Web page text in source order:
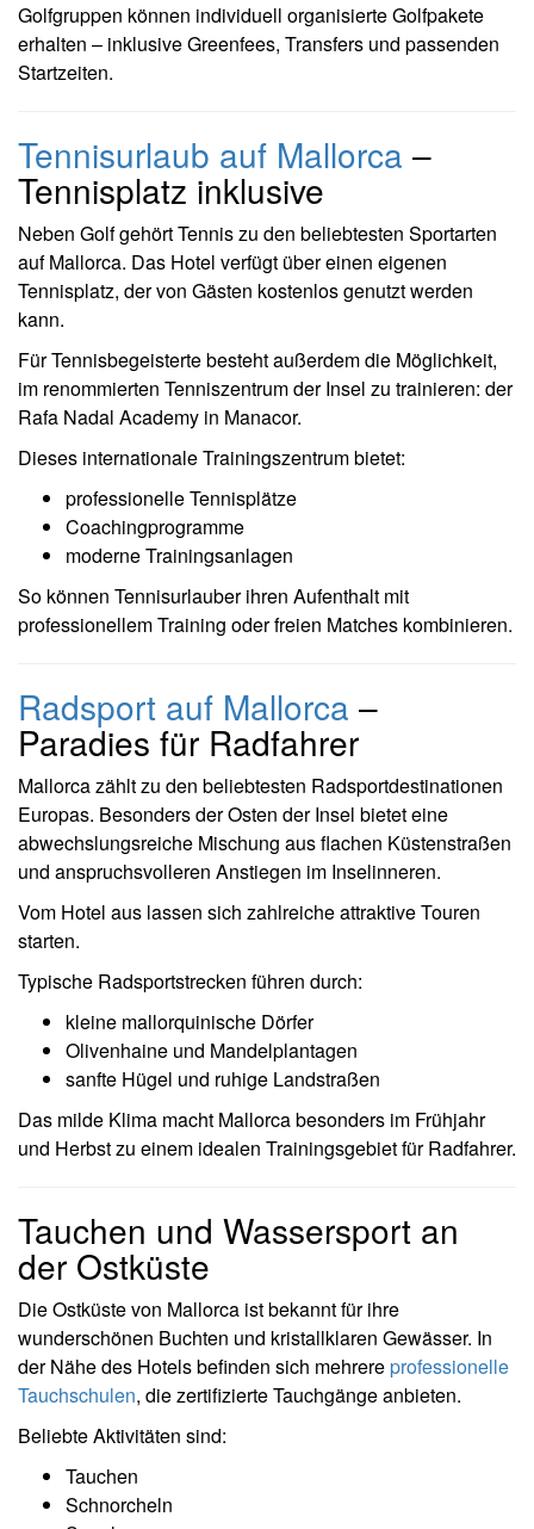
Golfgruppen können individuell organisierte Golfpakete
erhalten – inklusive Greenfees, Transfers und passenden
Startzeiten.
Tennisurlaub auf Mallorca –
Tennisplatz inklusive
Neben Golf gehört Tennis zu den beliebtesten Sportarten
auf Mallorca. Das Hotel verfügt über einen eigenen
Tennisplatz, der von Gästen kostenlos genutzt werden
kann.
Für Tennisbegeisterte besteht außerdem die Möglichkeit,
im renommierten Tenniszentrum der Insel zu trainieren: der
Rafa Nadal Academy in Manacor.
Dieses internationale Trainingszentrum bietet:
professionelle Tennisplätze
Coachingprogramme
moderne Trainingsanlagen
So können Tennisurlauber ihren Aufenthalt mit
professionellem Training oder freien Matches kombinieren.
Radsport auf Mallorca –
Paradies für Radfahrer
Mallorca zählt zu den beliebtesten Radsportdestinationen
Europas. Besonders der Osten der Insel bietet eine
abwechslungsreiche Mischung aus flachen Küstenstraßen
und anspruchsvolleren Anstiegen im Inselinneren.
Vom Hotel aus lassen sich zahlreiche attraktive Touren
starten.
Typische Radsportstrecken führen durch:
kleine mallorquinische Dörfer
Olivenhaine und Mandelplantagen
sanfte Hügel und ruhige Landstraßen
Das milde Klima macht Mallorca besonders im Frühjahr
und Herbst zu einem idealen Trainingsgebiet für Radfahrer.
Tauchen und Wassersport an
der Ostküste
Die Ostküste von Mallorca ist bekannt für ihre
wunderschönen Buchten und kristallklaren Gewässer. In
der Nähe des Hotels befinden sich mehrereprofessionelle
Tauchschulen, die zertifizierte Tauchgänge anbieten.
Beliebte Aktivitäten sind:
Tauchen
Schnorcheln